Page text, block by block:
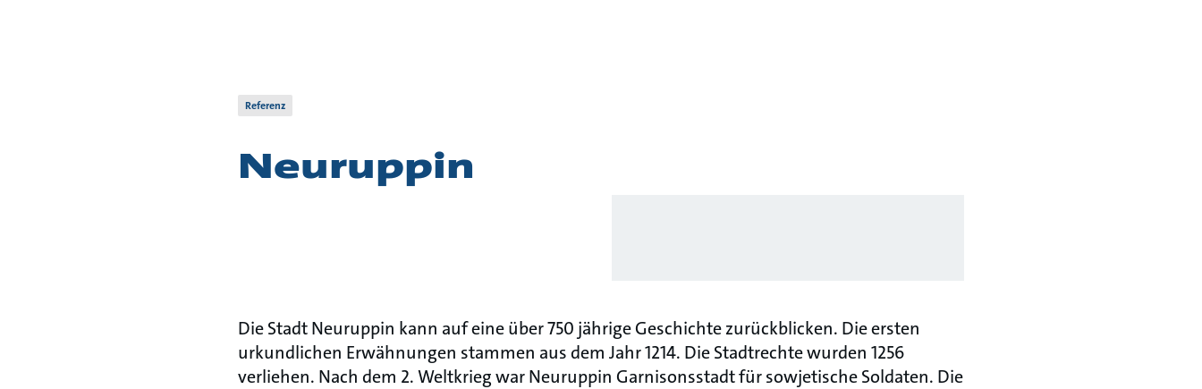
Referenz
Neuruppin
Die Stadt Neuruppin kann auf eine über 750 jährige Geschichte zurückblicken. Die ersten
urkundlichen Erwähnungen stammen aus dem Jahr 1214. Die Stadtrechte wurden 1256
verliehen. Nach dem 2. Weltkrieg war Neuruppin Garnisonsstadt für sowjetische Soldaten. Die